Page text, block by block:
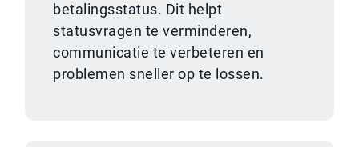
betalingsstatus. Dit helpt
statusvragen te verminderen,
communicatie te verbeteren en
problemen sneller op te lossen.